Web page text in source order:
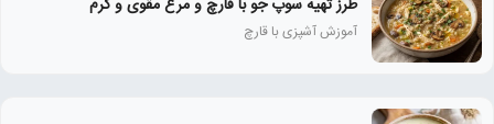
طرز تهیه سوپ جو با قارچ و مرغ مقوی و گرم
آموزش آشپزی با قارچ